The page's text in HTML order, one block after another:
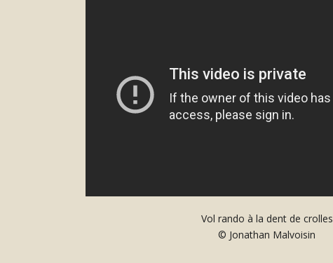
Vol rando à la dent de crolles
© Jonathan Malvoisin